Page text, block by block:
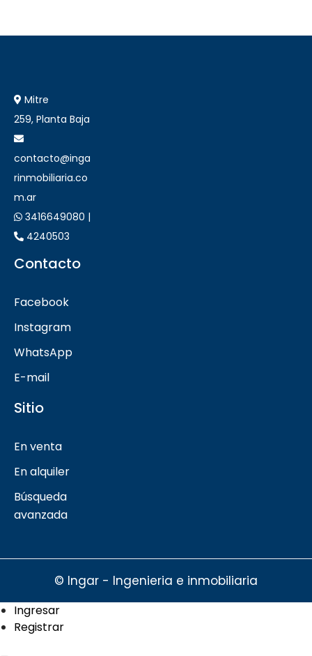
Mitre
259, Planta Baja
contacto@inga
rinmobiliaria.co
m.ar
3416649080 |
4240503
Contacto
Facebook
Instagram
WhatsApp
E-mail
Sitio
En venta
En alquiler
Búsqueda
avanzada
© Ingar - Ingenieria e inmobiliaria
Ingresar
Registrar